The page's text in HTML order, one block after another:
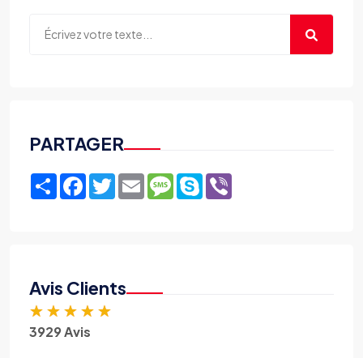
PARTAGER
ShareFacebook
TwitterEmailMessage
Skype
Avis Clients
★ ★ ★ ★ ★
3929 Avis